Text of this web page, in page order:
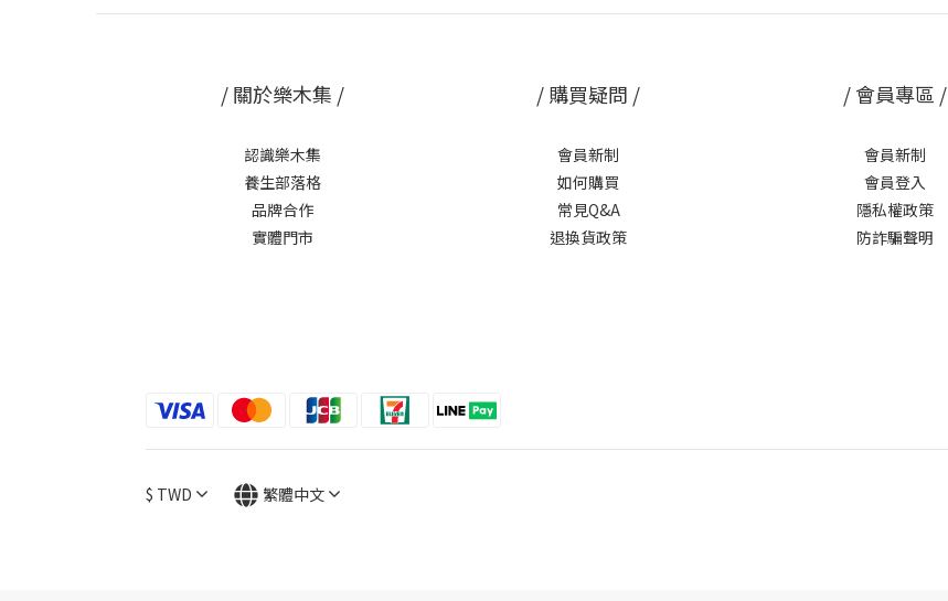
/ 關於樂木集 /
認識樂木集
養生部落格
品牌合作
實體門市
/ 購買疑問 /
會員新制
如何購買
常見Q&A
退換貨政策
/ 會員專區 /
會員新制
會員登入
隱私權政策
防詐騙聲明
$ TWD 繁體中文